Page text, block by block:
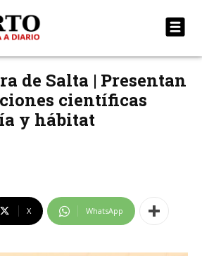
de Salta | Presentan
científicas
y hábitat
X WhatsApp